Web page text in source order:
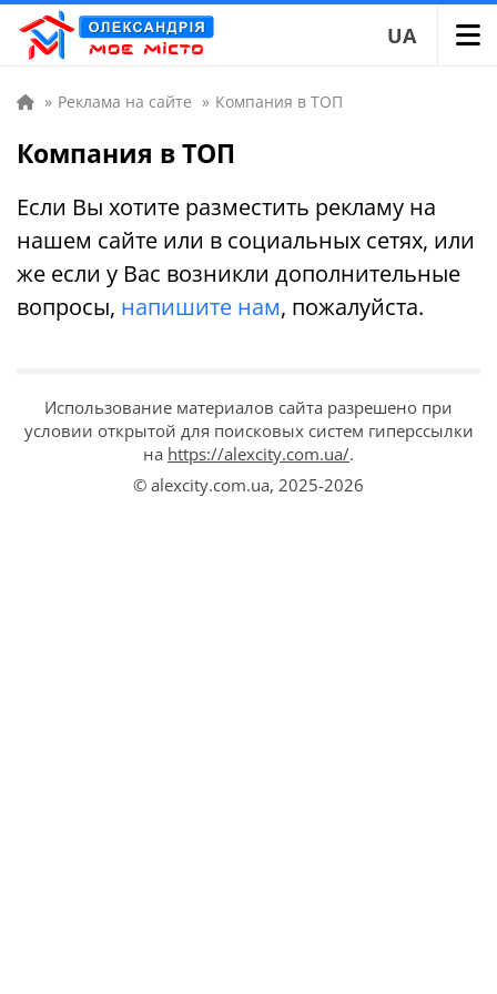
UA
» Реклама на сайте » Компания в ТОП
Компания в ТОП
Если Вы хотите разместить рекламу на
нашем сайте или в социальных сетях, или
же если у Вас возникли дополнительные
вопросы, напишите нам, пожалуйста.
Использование материалов сайта разрешено при
условии открытой для поисковых систем гиперссылки
на https://alexcity.com.ua/.
© alexcity.com.ua, 2025-2026